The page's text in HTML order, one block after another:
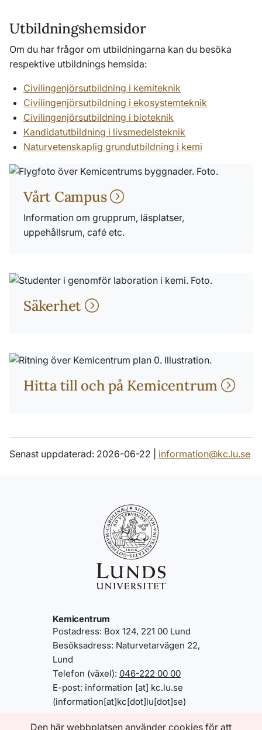
Den här webbplatsen använder cookies för att
Utbildningshemsidor
Om du har frågor om utbildningarna kan du besöka
respektive utbildnings hemsida:
Civilingenjörsutbildning i kemiteknik
Civilingenjörsutbildning i ekosystemteknik
Civilingenjörsutbildning i bioteknik
Kandidatutbildning i livsmedelsteknik
Naturvetenskaplig grundutbildning i kemi
Vårt Campus
Information om grupprum, läsplatser,
uppehållsrum, café etc.
Säkerhet
Hitta till och på Kemicentrum
Senast uppdaterad: 2026-06-22 | information@kc.lu.se
Kemicentrum
Postadress: Box 124, 221 00 Lund
Besöksadress: Naturvetarvägen 22,
Lund
Telefon (växel): 046-222 00 00
E-post: information [at] kc.lu.se
(information[at]kc[dot]lu[dot]se)